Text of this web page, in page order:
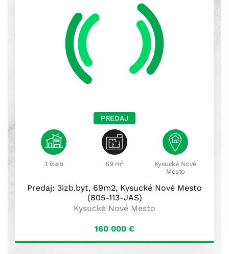
PREDAJ
3 izieb 69 m2
Kysucké Nové
Mesto
Predaj: 3izb.byt, 69m2, Kysucké Nové Mesto
(805-113-JAS)
Kysucké Nové Mesto
160 000 €